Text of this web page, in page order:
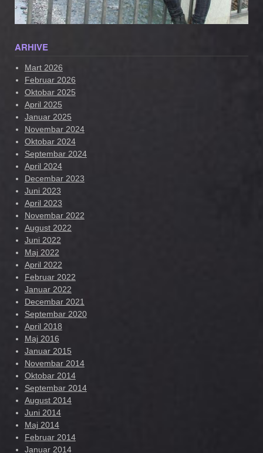
ARHIVE
Mart 2026
Februar 2026
Oktobar 2025
April 2025
Januar 2025
Novembar 2024
Oktobar 2024
Septembar 2024
April 2024
Decembar 2023
Juni 2023
April 2023
Novembar 2022
August 2022
Juni 2022
Maj 2022
April 2022
Februar 2022
Januar 2022
Decembar 2021
Septembar 2020
April 2018
Maj 2016
Januar 2015
Novembar 2014
Oktobar 2014
Septembar 2014
August 2014
Juni 2014
Maj 2014
Februar 2014
Januar 2014